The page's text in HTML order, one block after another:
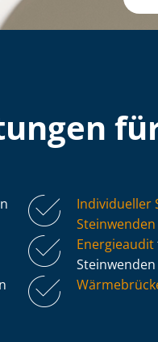
Individueller
Steinwenden
Energieaudit
Steinwenden